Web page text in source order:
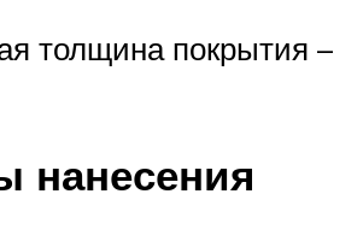
толщина покрытия –
нанесения